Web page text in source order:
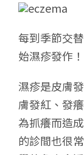
每到季節交
始濕疹發作！
濕疹是皮膚
膚發紅、發
為抓癢而造
的診間也很